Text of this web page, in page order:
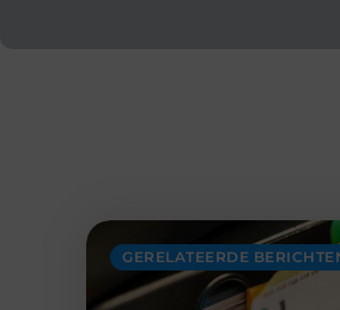
GERELATEERDE